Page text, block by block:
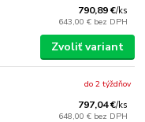
790,89 €/ks
643,00 € bez DPH
Zvoliť variant
797,04 €/ks
648,00 € bez DPH
do 2 týždňov